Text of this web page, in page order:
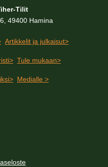
Tilit
49400 Hamina
Artikkelit ja julkaisut>
Tule mukaan>
Medialle >